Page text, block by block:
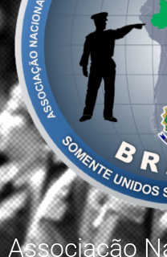
Associação